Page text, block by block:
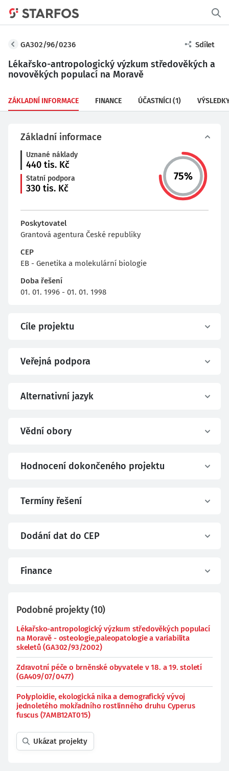
GA302/96/0236 Sdílet
Lékařsko-antropologický výzkum středověkých a
novověkých populací na Moravě
ZÁKLADNÍ INFORMACE FINANCE ÚČASTNÍCI (1)
Základní informace
Uznané náklady
440 tis. Kč
Statní podpora
330 tis. Kč
75%
Poskytovatel
Grantová agentura České republiky
CEP
EB - Genetika a molekulární biologie
Doba řešení
01. 01. 1996 - 01. 01. 1998
Cíle projektu
Veřejná podpora
Alternativní jazyk
Vědní obory
Hodnocení dokončeného projektu
Termíny řešení
Dodání dat do CEP
Finance
Podobné projekty(10)
Lékařsko-antropologický výzkum středověkých populací
na Moravě - osteologie,paleopatologie a variabilita
skeletů (GA302/93/2002)
Zdravotní péče o brněnské obyvatele v 18. a 19. století
(GA409/07/0477)
Polyploidie, ekologická nika a demografický vývoj
jednoletého mokřadního rostlinného druhu Cyperus
fuscus (7AMB12AT015)
Ukázat projekty